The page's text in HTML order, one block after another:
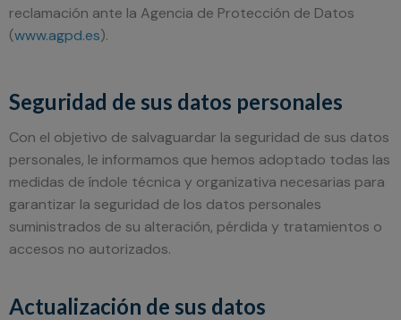
reclamación ante la Agencia de Protección de Datos
(www.agpd.es).
Seguridad de sus datos personales
Con el objetivo de salvaguardar la seguridad de sus datos
personales, le informamos que hemos adoptado todas las
medidas de índole técnica y organizativa necesarias para
garantizar la seguridad de los datos personales
suministrados de su alteración, pérdida y tratamientos o
accesos no autorizados.
Actualización de sus datos